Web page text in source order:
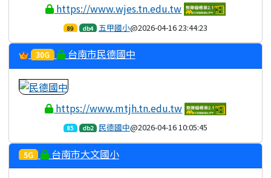
https://www.wjes.tn.edu.tw
89 db4 五甲國小@2026-04-16 23:44:23
30G 台南市民德國中
https://www.mtjh.tn.edu.tw
85 db2 民德國中@2026-04-16 10:05:45
5G 台南市大文國小